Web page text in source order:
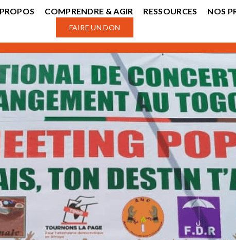
COMPRENDRE & AGIR RESSOURCES NOS
FAIRE UN DON